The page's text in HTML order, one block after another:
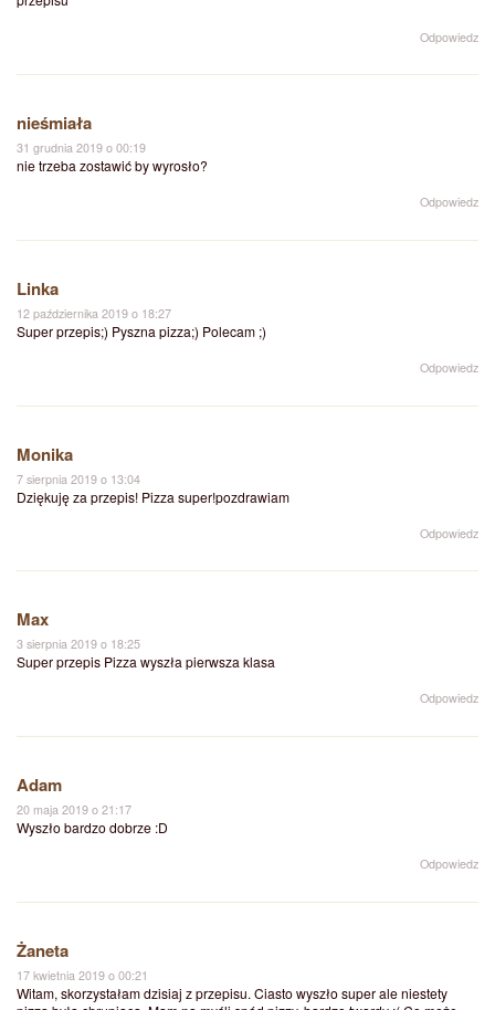
Odpowiedz
nieśmiała
31 grudnia 2019 o 00:19
nie trzeba zostawić by wyrosło?
Odpowiedz
Linka
12 października 2019 o 18:27
Super przepis;) Pyszna pizza;) Polecam ;)
Odpowiedz
Monika
7 sierpnia 2019 o 13:04
Dziękuję za przepis! Pizza super!pozdrawiam
Odpowiedz
Max
3 sierpnia 2019 o 18:25
Super przepis Pizza wyszła pierwsza klasa
Odpowiedz
Adam
20 maja 2019 o 21:17
Wyszło bardzo dobrze :D
Odpowiedz
Żaneta
17 kwietnia 2019 o 00:21
Witam, skorzystałam dzisiaj z przepisu. Ciasto wyszło super ale niestety